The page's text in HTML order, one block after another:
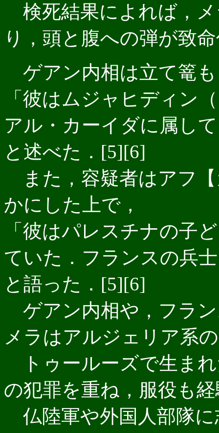
検死結果によれば，
り，頭と腹への弾が致
ゲアン内相は立て篭
「彼はムジャヒディン
アル・カーイダに属し
と述べた．[5][6]
また，容疑者はアフ
かにした上で，
「彼はパレスチナの子
ていた．フランスの兵
と語った．[5][6]
ゲアン内相や，フラ
メラはアルジェリア系
トゥールーズで生ま
の犯罪を重ね，服役も
仏陸軍や外国人部隊